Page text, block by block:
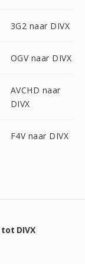
3G2 naar DIVX
OGV naar DIVX
AVCHD naar
DIVX
F4V naar DIVX
DIVX